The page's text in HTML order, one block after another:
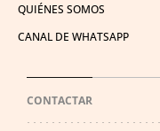
QUIÉNES SOMOS
CANAL DE WHATSAPP
CONTACTAR